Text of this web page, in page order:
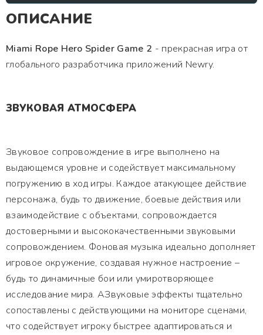
ОПИСАНИЕ
Miami Rope Hero Spider Game 2 - прекрасная игра от
глобального разработчика приложений Newry.
ЗВУКОВАЯ АТМОСФЕРА
Звуковое сопровождение в игре выполнено на
выдающемся уровне и содействует максимальному
погружению в ход игры. Каждое атакующее действие
персонажа, будь то движение, боевые действия или
взаимодействие с объектами, сопровождается
достоверными и высококачественными звуковыми
сопровождением. Фоновая музыка идеально дополняет
игровое окружение, создавая нужное настроение –
будь то динамичные бои или умиротворяющее
исследование мира. АЗвуковые эффекты тщательно
сопоставлены с действующими на мониторе сценами,
что содействует игроку быстрее адаптироваться и